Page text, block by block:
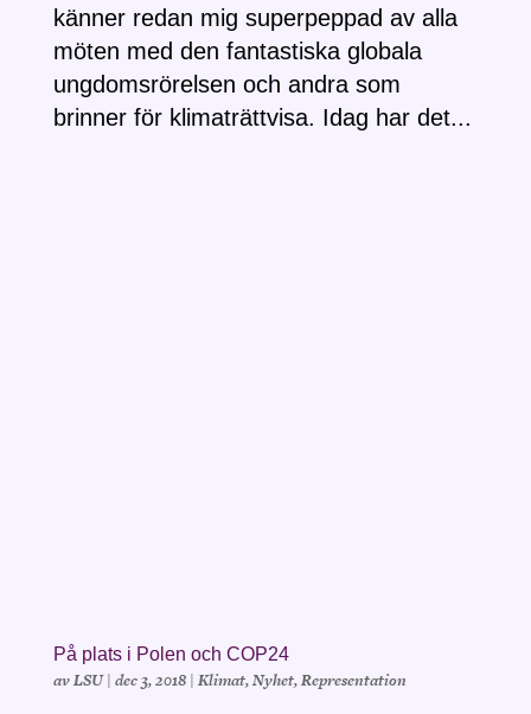
känner redan mig superpeppad av alla
möten med den fantastiska globala
ungdomsrörelsen och andra som
brinner för klimaträttvisa. Idag har det...
På plats i Polen och COP24
avLSU| dec 3, 2018| Klimat,Nyhet,Representation